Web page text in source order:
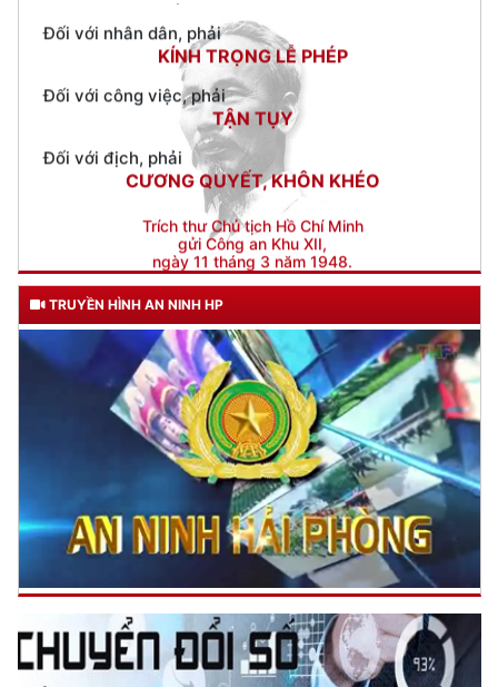
TẬN TỤY
Đối với địch, phải
CƯƠNG QUYẾT, KHÔN KHÉO
Trích thư Chủ tịch Hồ Chí Minh
gửi Công an Khu XII,
ngày 11 tháng 3 năm 1948.
TRUYỀN HÌNH AN NINH HP